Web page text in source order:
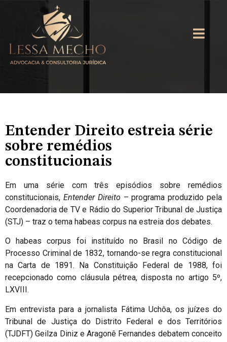
Entender Direito estreia série
sobre remédios
constitucionais
Em uma série com três episódios sobre remédios
constitucionais, Entender Direito – programa produzido pela
Coordenadoria de TV e Rádio do Superior Tribunal de Justiça
(STJ) – traz o tema habeas corpus na estreia dos debates.
O habeas corpus foi instituído no Brasil no Código de
Processo Criminal de 1832, tornando-se regra constitucional
na Carta de 1891. Na Constituição Federal de 1988, foi
recepcionado como cláusula pétrea, disposta no artigo 5º,
LXVIII.
Em entrevista para a jornalista Fátima Uchôa, os juízes do
Tribunal de Justiça do Distrito Federal e dos Territórios
(TJDFT) Geilza Diniz e Aragonê Fernandes debatem conceito